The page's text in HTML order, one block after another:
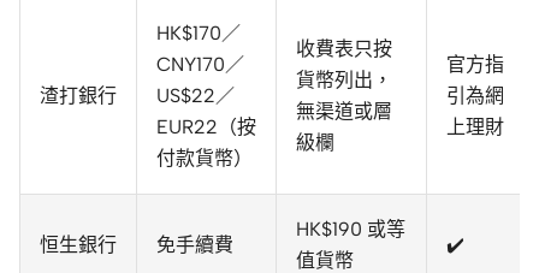
渣打銀行
HK$170／
CNY170／
US$22／
EUR22（按
付款貨幣）
收費表只按
貨幣列出，
無渠道或層
級欄
官方指
引為網
上理財
恒生銀行 免手續費
HK$190 或等
值貨幣
✔️